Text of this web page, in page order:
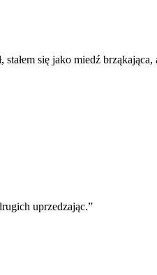
się jako miedź brząkająca,
uprzedzając.”